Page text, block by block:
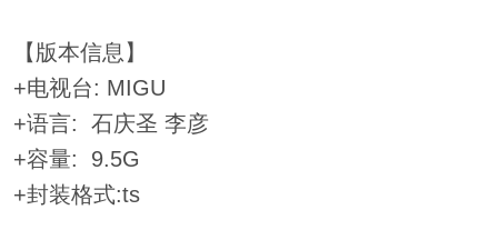
【版本信息】
+电视台: MIGU
+语言: 石庆圣 李彦
+容量: 9.5G
+封装格式:ts